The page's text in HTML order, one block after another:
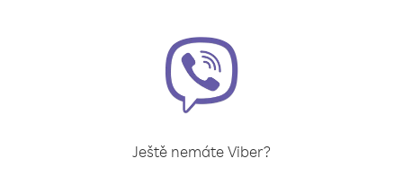
Ještě nemáte Viber?